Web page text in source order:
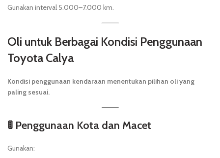
Gunakan interval 5.000–7.000 km.
Oli untuk Berbagai Kondisi Penggunaan
Toyota Calya
Kondisi penggunaan kendaraan menentukan pilihan oli yang
paling sesuai.
🚦 Penggunaan Kota dan Macet
Gunakan: